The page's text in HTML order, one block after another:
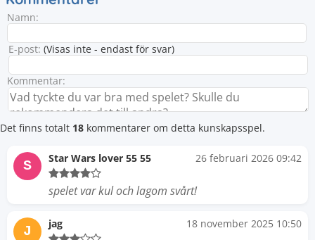
Namn:
E-post: (Visas inte - endast för svar)
Kommentar:
Det finns totalt 18 kommentarer om detta kunskapsspel.
S Star Wars lover 55 55 26 februari 2026 09:42
spelet var kul och lagom svårt!
J jag 18 november 2025 10:50